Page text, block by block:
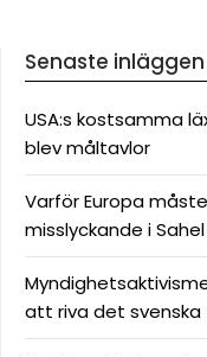
Senaste inläggen
USA:s kostsamma
blev måltavlor
Varför Europa
misslyckande i Sahel
att riva det